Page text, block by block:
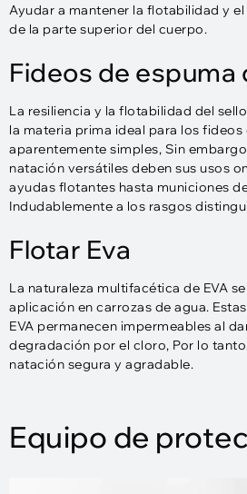
Ayudar a mantener la flotabilidad y
de la parte superior del cuerpo.
Fideos de espuma
La resiliencia y la flotabilidad del
la materia prima ideal para los fideos
aparentemente simples, Sin
natación versátiles deben sus usos
ayudas flotantes hasta municiones
Indudablemente a los rasgos
Flotar Eva
La naturaleza multifacética de EVA
aplicación en carrozas de agua.
EVA permanecen impermeables al
degradación por el cloro, Por lo
natación segura y agradable.
Equipo de